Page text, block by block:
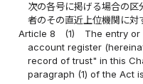
次の各号に掲げる場合の区
者のその直近上位機関に対
Article 8
(1)
The entry
account register
record of trust" in this
paragraph (1) of the Act